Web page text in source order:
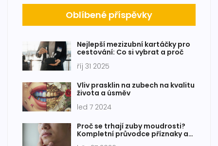
Oblíbené příspěvky
Nejlepší mezizubní kartáčky pro
cestování: Co si vybrat a proč
říj 31 2025
Vliv prasklin na zubech na kvalitu
života a úsměv
led 7 2024
Proč se trhají zuby moudrosti?
Kompletní průvodce příznaky a